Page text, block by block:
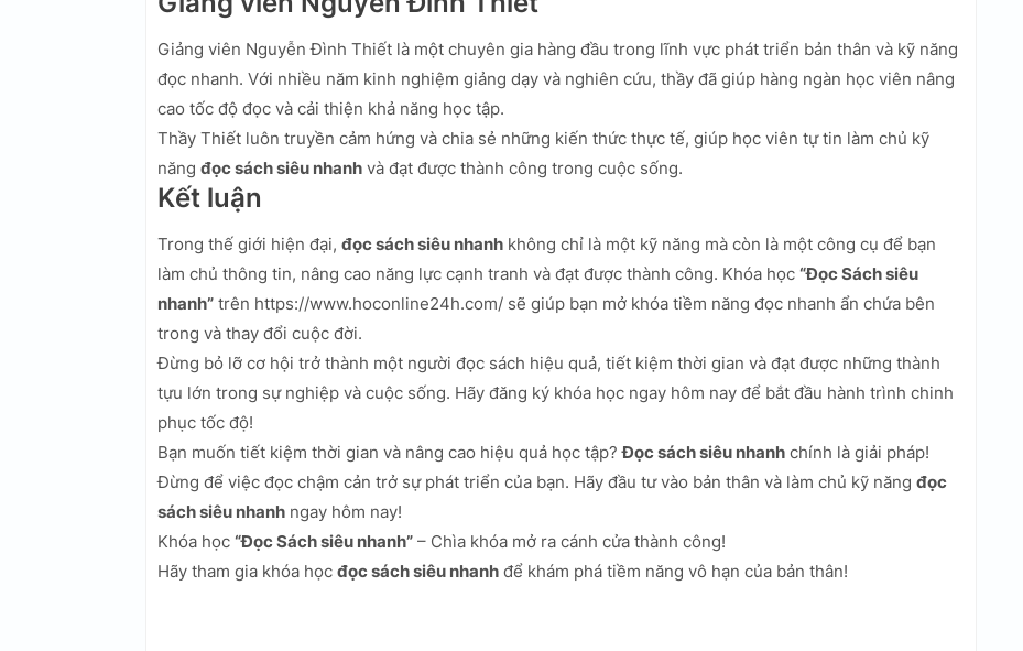
Giảng viên Nguyễn Đình Thiết là một chuyên gia hàng đầu trong lĩnh vực phát triển bản thân và kỹ năng
đọc nhanh. Với nhiều năm kinh nghiệm giảng dạy và nghiên cứu, thầy đã giúp hàng ngàn học viên nâng
cao tốc độ đọc và cải thiện khả năng học tập.
Thầy Thiết luôn truyền cảm hứng và chia sẻ những kiến thức thực tế, giúp học viên tự tin làm chủ kỹ
năng đọc sách siêu nhanh và đạt được thành công trong cuộc sống.
Kết luận
Trong thế giới hiện đại, đọc sách siêu nhanh không chỉ là một kỹ năng mà còn là một công cụ để bạn
làm chủ thông tin, nâng cao năng lực cạnh tranh và đạt được thành công. Khóa học “Đọc Sách siêu
nhanh” trên https://www.hoconline24h.com/ sẽ giúp bạn mở khóa tiềm năng đọc nhanh ẩn chứa bên
trong và thay đổi cuộc đời.
Đừng bỏ lỡ cơ hội trở thành một người đọc sách hiệu quả, tiết kiệm thời gian và đạt được những thành
tựu lớn trong sự nghiệp và cuộc sống. Hãy đăng ký khóa học ngay hôm nay để bắt đầu hành trình chinh
phục tốc độ!
Bạn muốn tiết kiệm thời gian và nâng cao hiệu quả học tập?Đọc sách siêu nhanh chính là giải pháp!
Đừng để việc đọc chậm cản trở sự phát triển của bạn. Hãy đầu tư vào bản thân và làm chủ kỹ năng đọc
sách siêu nhanh ngay hôm nay!
Khóa học “Đọc Sách siêu nhanh” – Chìa khóa mở ra cánh cửa thành công!
Hãy tham gia khóa học đọc sách siêu nhanh để khám phá tiềm năng vô hạn của bản thân!